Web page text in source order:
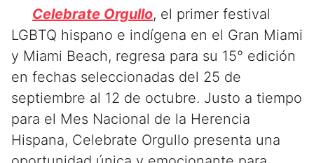
Celebrate Orgullo, el primer festival
LGBTQ hispano e indígena en el Gran Miami
y Miami Beach, regresa para su 15° edición
en fechas seleccionadas del 25 de
septiembre al 12 de octubre. Justo a tiempo
para el Mes Nacional de la Herencia
Hispana, Celebrate Orgullo presenta una